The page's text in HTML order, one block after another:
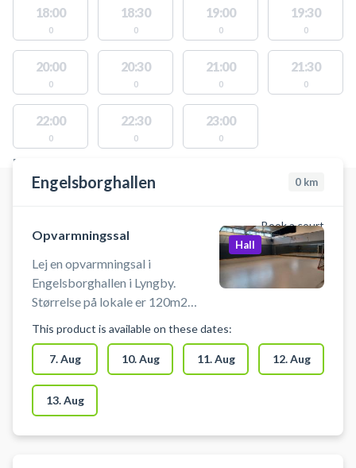
18:00
0
18:30
0
19:00
0
19:30
0
20:00
0
20:30
0
21:00
0
21:30
0
22:00
0
22:30
0
23:00
0
FACILITIES WITH AVAILABLE ACTIVITIES
Engelsborghallen 0 km
Book a court
Opvarmningssal
Lej en opvarmningsal i
Engelsborghallen i Lyngby.
Størrelse på lokale er 120m2
spejle. Velegnet til aktiviter: Dans,
Yoga, Gymnastik, Idræt & Motion,
Max antal personer: 100
Hall
This product is available on these dates:
7. Aug 10. Aug 11. Aug 12. Aug
13. Aug